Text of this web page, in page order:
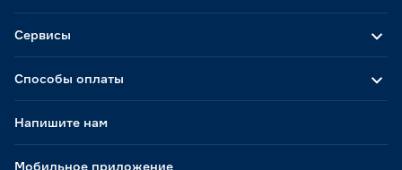
Способы оплаты
Мобильное приложение
Сервисы
Напишите нам